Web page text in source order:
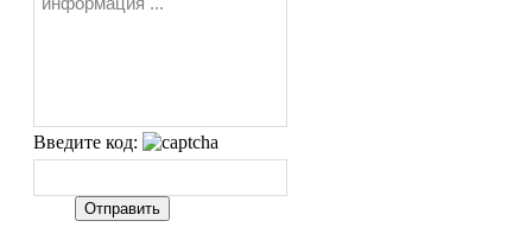
Введите код: